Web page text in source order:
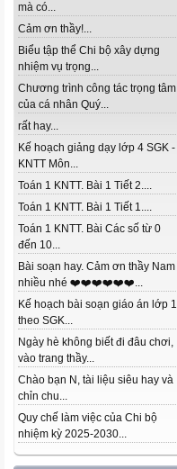
mà có...
Cảm ơn thầy!...
Biểu tập thể Chi bộ xây dựng
nhiệm vụ trọng...
Chương trình công tác trọng tâm
của cá nhân Quý...
rất hay...
Kế hoạch giảng dạy lớp 4 SGK -
KNTT Môn...
Toán 1 KNTT. Bài 1 Tiết 2....
Toán 1 KNTT. Bài 1 Tiết 1....
Toán 1 KNTT. Bài Các số từ 0
đến 10...
Bài soạn hay. Cảm ơn thầy Nam
nhiều nhé ❤️❤️❤️❤️❤️❤️...
Kế hoạch bài soạn giáo án lớp 1
theo SGK...
Ngày hè không biết đi đâu chơi,
vào trang thầy...
Chào bạn N, tài liệu siêu hay và
chỉn chu...
Quy chế làm việc của Chi bộ
nhiệm kỳ 2025-2030...